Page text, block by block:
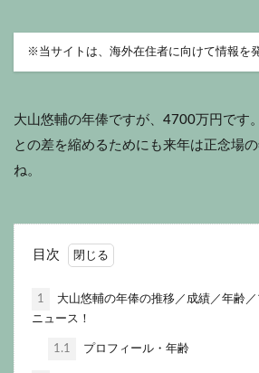
※ 当サイトは、海外在住者に向けて情報を
大山悠輔の年俸ですが、4700万円です
との差を縮めるためにも来年は正念場
ね。
目次
1
大山悠輔の年俸の推移／成績／年齢
ニュース！
1.1 プロフィール・年齢